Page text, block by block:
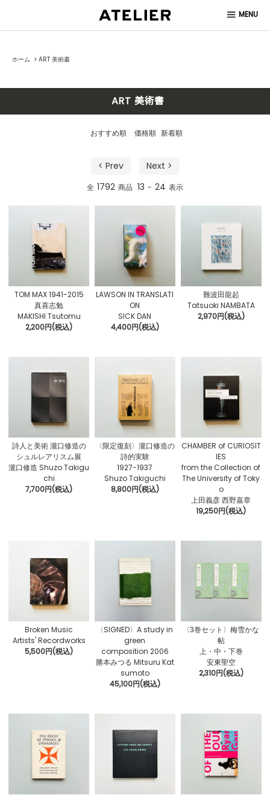
MENU
ホーム > ART 美術書
ART 美術書
おすすめ順 価格順 新着順
< Prev Next >
全 1792 商品 13 - 24 表示
TOM MAX 1941-2015
真喜志勉
MAKISHI Tsutomu
2,200円(税込)
LAWSON IN TRANSLATI
ON
SICK DAN
4,400円(税込)
難波田龍起
Tatsuoki NAMBATA
2,970円(税込)
詩人と美術 瀧口修造の
シュルレアリスム展
瀧口修造 Shuzo Takigu
chi
7,700円(税込)
〈限定復刻〉瀧口修造の
詩的実験
1927-1937
Shuzo Takiguchi
8,800円(税込)
CHAMBER of CURIOSIT
IES
from the Collection of
The University of Toky
o
上田義彦 西野嘉章
19,250円(税込)
Broken Music
Artists' Recordworks
5,500円(税込)
〈SIGNED〉A study in
green
composition 2006
勝本みつる Mitsuru Kat
sumoto
45,100円(税込)
〈3巻セット〉梅雪かな
帖
上・中・下巻
安東聖空
2,310円(税込)